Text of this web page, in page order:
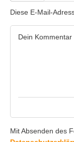
Diese E-Mail-
Mit Absenden des